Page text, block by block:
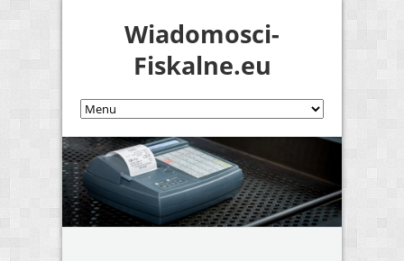
Wiadomosci-
Fiskalne.eu